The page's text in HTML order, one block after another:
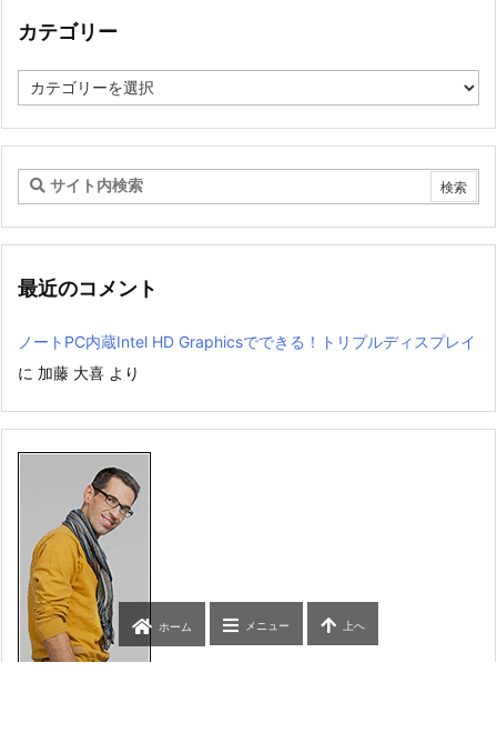
カテゴリー
テ
リ
ー
最近のコメント
ノートPC内蔵Intel HD Graphicsでできる！トリプルディスプレイ
に 加藤 大喜 より
ホーム メニュー 上へ